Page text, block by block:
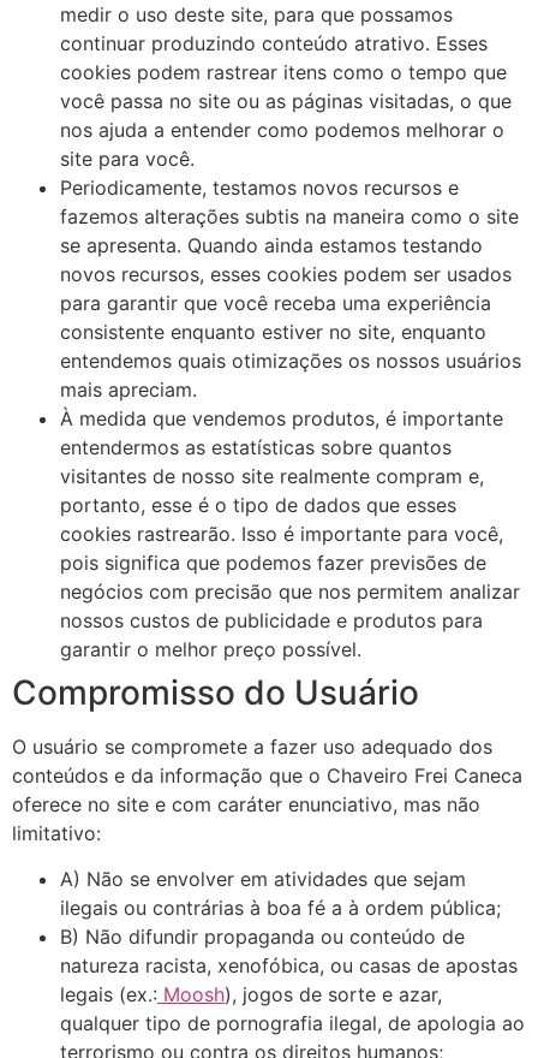
medir o uso deste site, para que possamos
continuar produzindo conteúdo atrativo. Esses
cookies podem rastrear itens como o tempo que
você passa no site ou as páginas visitadas, o que
nos ajuda a entender como podemos melhorar o
site para você.
Periodicamente, testamos novos recursos e
fazemos alterações subtis na maneira como o site
se apresenta. Quando ainda estamos testando
novos recursos, esses cookies podem ser usados ​​
para garantir que você receba uma experiência
consistente enquanto estiver no site, enquanto
entendemos quais otimizações os nossos usuários
mais apreciam.
À medida que vendemos produtos, é importante
entendermos as estatísticas sobre quantos
visitantes de nosso site realmente compram e,
portanto, esse é o tipo de dados que esses
cookies rastrearão. Isso é importante para você,
pois significa que podemos fazer previsões de
negócios com precisão que nos permitem analizar
nossos custos de publicidade e produtos para
garantir o melhor preço possível.
Compromisso do Usuário
O usuário se compromete a fazer uso adequado dos
conteúdos e da informação que o Chaveiro Frei Caneca
oferece no site e com caráter enunciativo, mas não
limitativo:
A) Não se envolver em atividades que sejam
ilegais ou contrárias à boa fé a à ordem pública;
B) Não difundir propaganda ou conteúdo de
natureza racista, xenofóbica, ou casas de apostas
legais (ex.: Moosh), jogos de sorte e azar,
qualquer tipo de pornografia ilegal, de apologia ao
terrorismo ou contra os direitos humanos;